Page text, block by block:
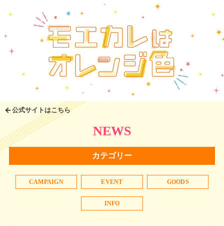
公式サイトはこちら
NEWS
カテゴリー
CAMPAIGN EVENT GOODS
INFO